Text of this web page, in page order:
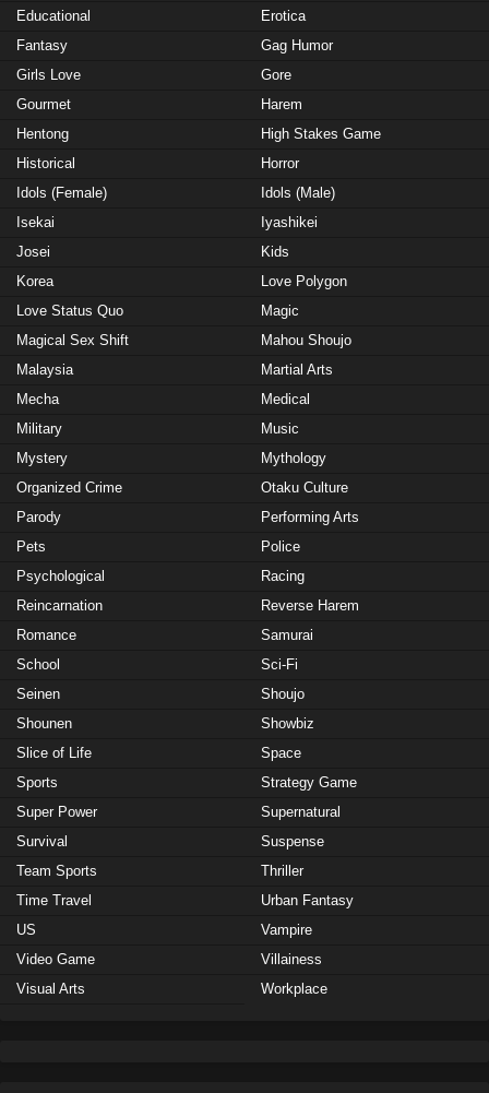
Educational
Erotica
Fantasy
Gag Humor
Girls Love
Gore
Gourmet
Harem
Hentong
High Stakes Game
Historical
Horror
Idols (Female)
Idols (Male)
Isekai
Iyashikei
Josei
Kids
Korea
Love Polygon
Love Status Quo
Magic
Magical Sex Shift
Mahou Shoujo
Malaysia
Martial Arts
Mecha
Medical
Military
Music
Mystery
Mythology
Organized Crime
Otaku Culture
Parody
Performing Arts
Pets
Police
Psychological
Racing
Reincarnation
Reverse Harem
Romance
Samurai
School
Sci-Fi
Seinen
Shoujo
Shounen
Showbiz
Slice of Life
Space
Sports
Strategy Game
Super Power
Supernatural
Survival
Suspense
Team Sports
Thriller
Time Travel
Urban Fantasy
US
Vampire
Video Game
Villainess
Visual Arts
Workplace